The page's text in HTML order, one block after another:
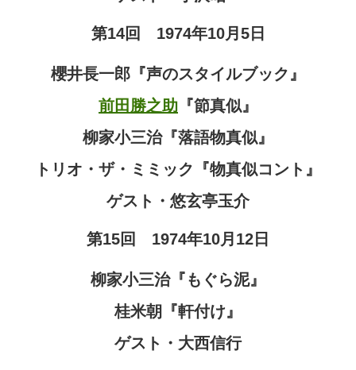
第14回 1974年10月5日
櫻井長一郎『声のスタイルブック』
前田勝之助 『節真似』
柳家小三治『落語物真似』
トリオ・ザ・ミミック『物真似コント』
ゲスト・悠玄亭玉介
第15回 1974年10月12日
柳家小三治『もぐら泥』
桂米朝『軒付け』
ゲスト・大西信行